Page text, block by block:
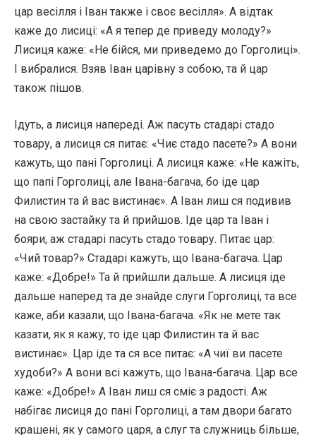
цар весілля і Іван также і своє весілля». А відтак
каже до лисиці: «А я тепер де приведу молоду?»
Лисиця каже: «Не бійся, ми приведемо до Горголиці».
І вибралися. Взяв Іван царівну з собою, та й цар
також пішов.
Ідуть, а лисиця напереді. Аж пасуть стадарі стадо
товару, а лисиця ся питає: «Чиє стадо пасете?» А вони
кажуть, що пані Горголиці. А лисиця каже: «Не кажіть,
що папі Горголиці, але Івана-багача, бо іде цар
Филистин та й вас вистинає». А Іван лиш ся подивив
на свою застайку та й прийшов. Іде цар та Іван і
бояри, аж стадарі пасуть стадо товару. Питає цар:
«Чий товар?» Стадарі кажуть, що Івана-багача. Цар
каже: «Добре!» Та й прийшли дальше. А лисиця іде
дальше наперед та де знайде слуги Горголиці, та все
каже, аби казали, що Івана-багача. «Як не мете так
казати, як я кажу, то іде цар Филистин та й вас
вистинає». Цар іде та ся все питає: «А чиї ви пасете
худоби?» А вони всі кажуть, що Івана-багача. Цар все
каже: «Добре!» А Іван лиш ся сміє з радості. Аж
набігає лисиця до пані Горголиці, а там двори багато
крашені, як у самого царя, а слуг та служниць більше,